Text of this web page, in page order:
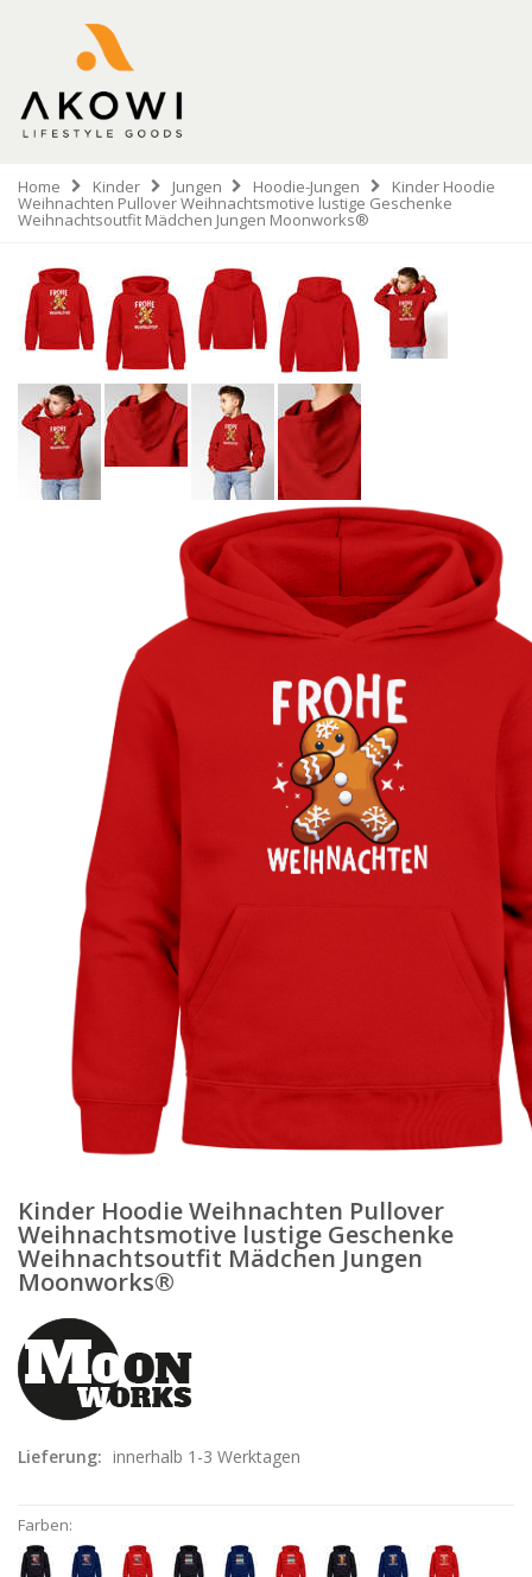
Home Kinder Jungen Hoodie-Jungen Kinder Hoodie
Weihnachten Pullover Weihnachtsmotive lustige Geschenke
Weihnachtsoutfit Mädchen Jungen Moonworks®
Kinder Hoodie Weihnachten Pullover
Weihnachtsmotive lustige Geschenke
Weihnachtsoutfit Mädchen Jungen
Moonworks®
Lieferung: innerhalb 1-3 Werktagen
Farben: